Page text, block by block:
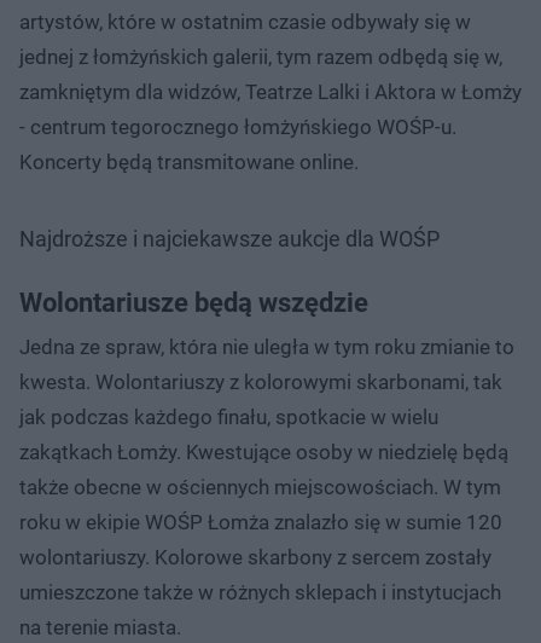
artystów, które w ostatnim czasie odbywały się w
jednej z łomżyńskich galerii, tym razem odbędą się w,
zamkniętym dla widzów, Teatrze Lalki i Aktora w Łomży
- centrum tegorocznego łomżyńskiego WOŚP-u.
Koncerty będą transmitowane online.
Najdroższe i najciekawsze aukcje dla WOŚP
Wolontariusze będą wszędzie
Jedna ze spraw, która nie uległa w tym roku zmianie to
kwesta. Wolontariuszy z kolorowymi skarbonami, tak
jak podczas każdego finału, spotkacie w wielu
zakątkach Łomży. Kwestujące osoby w niedzielę będą
także obecne w ościennych miejscowościach. W tym
roku w ekipie WOŚP Łomża znalazło się w sumie 120
wolontariuszy. Kolorowe skarbony z sercem zostały
umieszczone także w różnych sklepach i instytucjach
na terenie miasta.